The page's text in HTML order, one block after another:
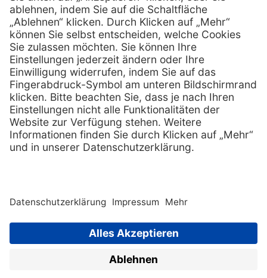
Services
Vorteile
Eigenmarke
Leasing
Technischer Service
Kataloge / Downloads
Hilfe
FAQs
Kontakt
Außendienst
Lob & Kritik
Retoure anmelden
Zertifikat Rechtliches
Impressum
Supplier code of
Copyright © 2026 Henry Schein